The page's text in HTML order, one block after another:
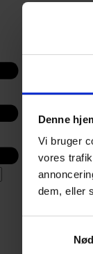
Denne
Vi bruger
vores
dem, eller